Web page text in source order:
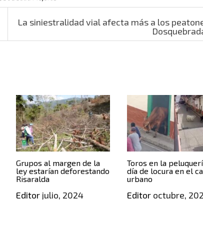
La siniestralidad vial afecta más a los
Grupos al margen de la
ley estarían deforestando
Risaralda
Editorjulio, 2024
Toros en la
día de locura en el
urbano
Editor octubre,